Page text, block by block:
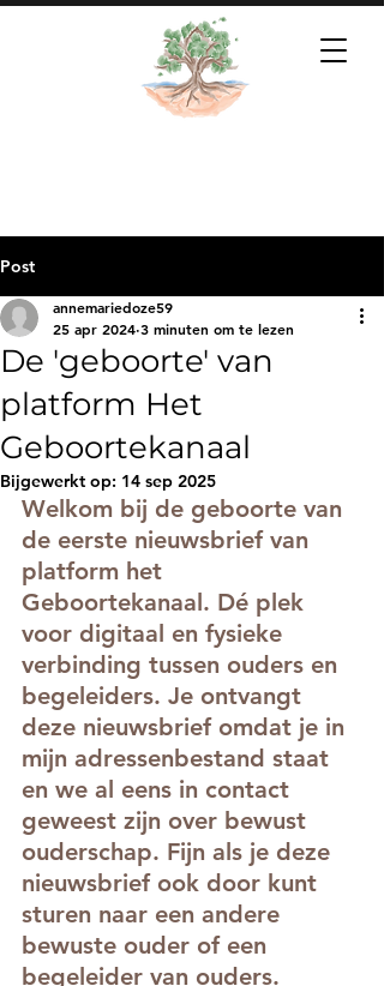
Post
De 'geboorte' van
platform Het
Geboortekanaal
annemariedoze59
25 apr 2024 3 minuten om te lezen
Bijgewerkt op: 14 sep 2025
Welkom bij de geboorte van
de eerste nieuwsbrief van
platform het
Geboortekanaal. Dé plek
voor digitaal en fysieke
verbinding tussen ouders en
begeleiders. Je ontvangt
deze nieuwsbrief omdat je in
mijn adressenbestand staat
en we al eens in contact
geweest zijn over bewust
ouderschap. Fijn als je deze
nieuwsbrief ook door kunt
sturen naar een andere
bewuste ouder of een
begeleider van ouders.